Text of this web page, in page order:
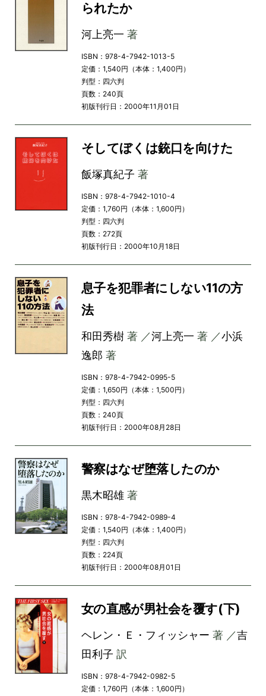
られたか
河上亮一 著
ISBN：978-4-7942-1013-5
定価：1,540円（本体：1,400円）
判型：四六判
頁数：240頁
初版刊行日：2000年11月01日
そしてぼくは銃口を向けた
飯塚真紀子 著
ISBN：978-4-7942-1010-4
定価：1,760円（本体：1,600円）
判型：四六判
頁数：272頁
初版刊行日：2000年10月18日
息子を犯罪者にしない11の方
法
和田秀樹著 ／河上亮一 著 ／小浜
逸郎 著
ISBN：978-4-7942-0995-5
定価：1,650円（本体：1,500円）
判型：四六判
頁数：240頁
初版刊行日：2000年08月28日
警察はなぜ堕落したのか
黒木昭雄著
ISBN：978-4-7942-0989-4
定価：1,540円（本体：1,400円）
判型：四六判
頁数：224頁
初版刊行日：2000年08月01日
女の直感が男社会を覆す(下)
ヘレン・Ｅ・フィッシャー 著 ／吉
田利子 訳
ISBN：978-4-7942-0982-5
定価：1,760円（本体：1,600円）